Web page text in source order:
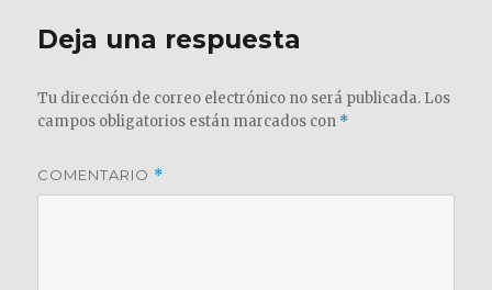
Deja una respuesta
Tu dirección de correo electrónico no será publicada. Los
campos obligatorios están marcados con *
COMENTARIO *